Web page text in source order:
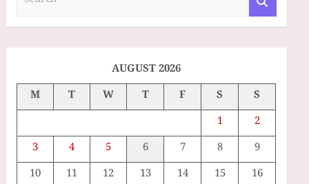
a
AUGUST 2026
M
T W T F S
S
1
2
3
4 5 6 7 8
9
10
11 12 13 14 15 16